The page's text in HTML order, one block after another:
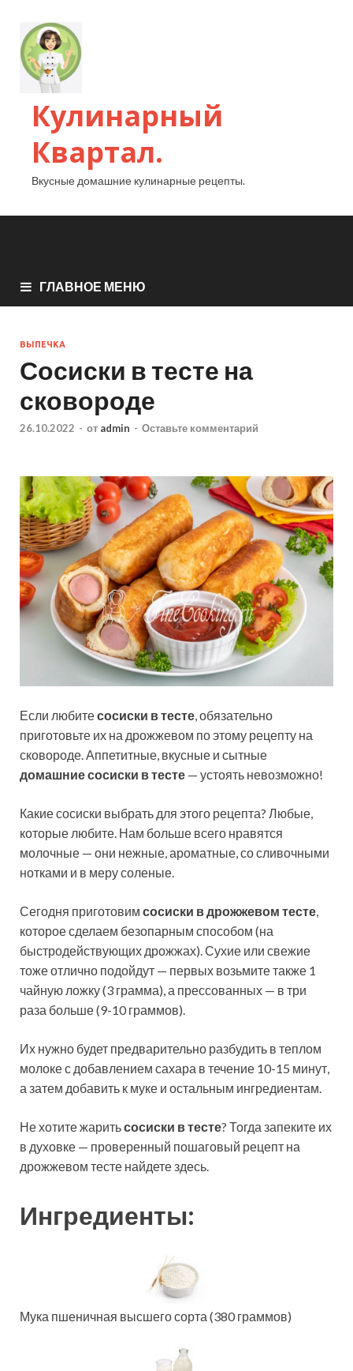
Кулинарный
Квартал.
Вкусные домашние кулинарные рецепты.
ГЛАВНОЕ МЕНЮ
ВЫПЕЧКА
Сосиски в тесте на
сковороде
26.10.2022 - от admin - Оставьте комментарий
Если любитесосиски в тесте , обязательно
приготовьте их на дрожжевом по этому рецепту на
сковороде. Аппетитные, вкусные и сытные
домашние сосиски в тесте — устоять невозможно!
Какие сосиски выбрать для этого рецепта? Любые,
которые любите. Нам больше всего нравятся
молочные — они нежные, ароматные, со сливочными
нотками и в меру соленые.
Сегодня приготовим сосиски в дрожжевом тесте
которое сделаем безопарным способом (на
быстродействующих дрожжах). Сухие или свежие
тоже отлично подойдут — первых возьмите также 1
чайную ложку (3 грамма), а прессованных — в три
раза больше (9-10 граммов).
Их нужно будет предварительно разбудить в теплом
молоке с добавлением сахара в течение 10-15 минут,
а затем добавить к муке и остальным ингредиентам.
Не хотите жаритьсосиски в тесте? Тогда запеките их
в духовке — проверенный пошаговый рецепт на
дрожжевом тесте найдете здесь.
Ингредиенты:
Мука пшеничная высшего сорта (380 граммов)